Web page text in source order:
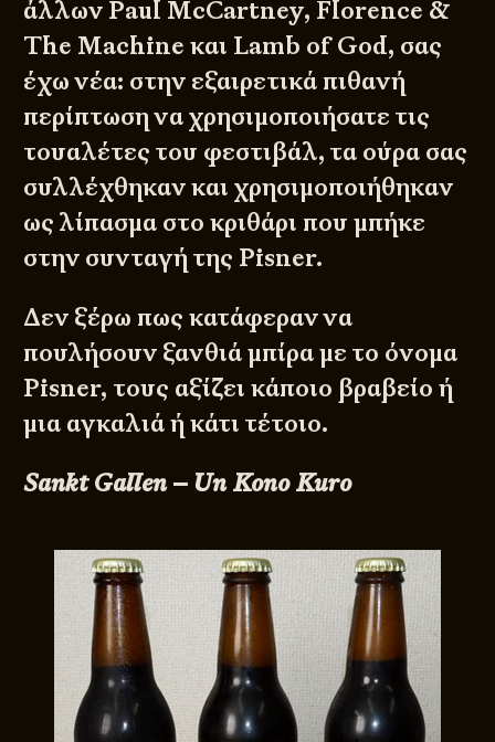
άλλων Paul McCartney, Florence &
The Machine και Lamb of God, σας
έχω νέα: στην εξαιρετικά πιθανή
περίπτωση να χρησιμοποιήσατε τις
τουαλέτες του φεστιβάλ, τα ούρα σας
συλλέχθηκαν και χρησιμοποιήθηκαν
ως λίπασμα στο κριθάρι που μπήκε
στην συνταγή της Pisner.
Δεν ξέρω πως κατάφεραν να
πουλήσουν ξανθιά μπίρα με το όνομα
Pisner, τους αξίζει κάποιο βραβείο ή
μια αγκαλιά ή κάτι τέτοιο.
Sankt Gallen – Un Kono Kuro